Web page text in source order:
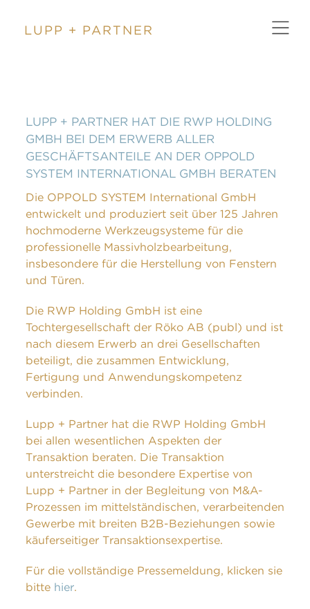
LUPP + PARTNER
LUPP + PARTNER HAT DIE RWP HOLDING
GMBH BEI DEM ERWERB ALLER
GESCHÄFTSANTEILE AN DER OPPOLD
SYSTEM INTERNATIONAL GMBH BERATEN
Die OPPOLD SYSTEM International GmbH
entwickelt und produziert seit über 125 Jahren
hochmoderne Werkzeugsysteme für die
professionelle Massivholzbearbeitung,
insbesondere für die Herstellung von Fenstern
und Türen.
Die RWP Holding GmbH ist eine
Tochtergesellschaft der Röko AB (publ) und ist
nach diesem Erwerb an drei Gesellschaften
beteiligt, die zusammen Entwicklung,
Fertigung und Anwendungskompetenz
verbinden.
Lupp + Partner hat die RWP Holding GmbH
bei allen wesentlichen Aspekten der
Transaktion beraten. Die Transaktion
unterstreicht die besondere Expertise von
Lupp + Partner in der Begleitung von M&A-
Prozessen im mittelständischen, verarbeitenden
Gewerbe mit breiten B2B-Beziehungen sowie
käuferseitiger Transaktionsexpertise.
Für die vollständige Pressemeldung, klicken sie
bitte hier.